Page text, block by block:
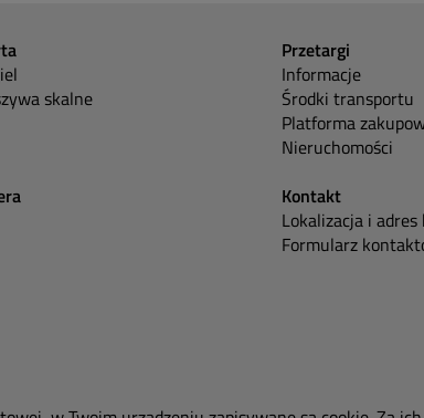
skalne
Przetargi
Informacje
Środki transportu
Platforma
Nieruchomości
Kontakt
Lokalizacja i
Formularz